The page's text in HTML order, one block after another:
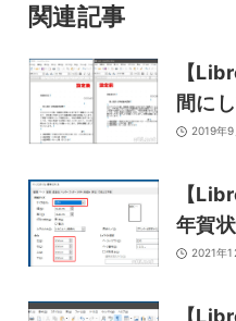
また、コメント欄には、必ず日
名前
メール
サイト
関連記事
【
間に
2019年
【
年賀
2021年
【